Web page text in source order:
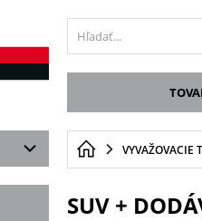
VYVAŽOVACIE
SUV +